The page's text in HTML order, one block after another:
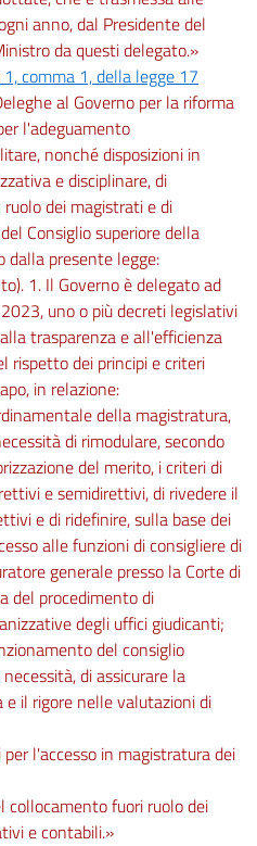
anno, dal Presidente del
da questi delegato.»
comma 1, della legge 17
al Governo per la riforma
l'adeguamento
nonché disposizioni in
e disciplinare, di
dei magistrati e di
Consiglio superiore della
dalla presente legge:
1. Il Governo è delegato ad
uno o più decreti legislativi
trasparenza e all'efficienza
rispetto dei principi e criteri
in relazione:
della magistratura,
di rimodulare, secondo
del merito, i criteri di
e semidirettivi, di rivedere il
e di ridefinire, sulla base dei
alle funzioni di consigliere di
generale presso la Corte di
del procedimento di
degli uffici giudicanti;
del consiglio
di assicurare la
il rigore nelle valutazioni di
l'accesso in magistratura dei
collocamento fuori ruolo dei
e contabili.»